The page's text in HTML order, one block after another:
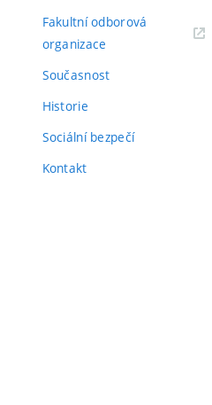
Fakultní odborová
organizace
Současnost
Historie
Sociální bezpečí
Kontakt